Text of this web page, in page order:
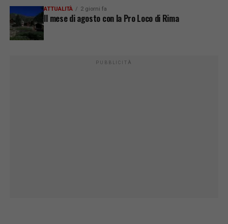
ATTUALITÀ 2 giorni fa
Il mese di agosto con la Pro Loco di Rima
PUBBLICITÀ